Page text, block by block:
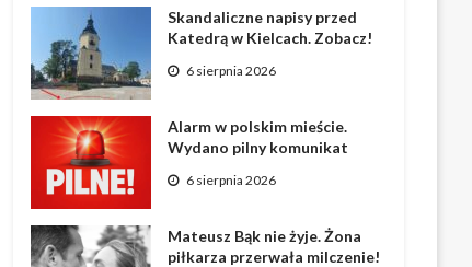
Skandaliczne napisy przed
Katedrą w Kielcach. Zobacz!
6 sierpnia 2026
Alarm w polskim mieście.
Wydano pilny komunikat
6 sierpnia 2026
Mateusz Bąk nie żyje. Żona
piłkarza przerwała milczenie!